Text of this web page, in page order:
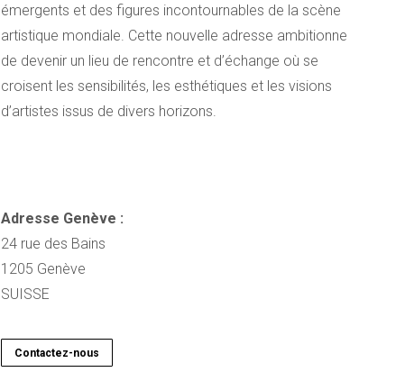
émergents et des figures incontournables de la scène
artistique mondiale. Cette nouvelle adresse ambitionne
de devenir un lieu de rencontre et d’échange où se
croisent les sensibilités, les esthétiques et les visions
d’artistes issus de divers horizons.
Adresse Genève :
24 rue des Bains
1205 Genève
SUISSE
Contactez-nous